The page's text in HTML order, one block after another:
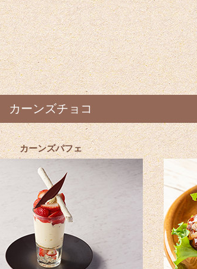
カーンズチョコ
カーンズパフェ